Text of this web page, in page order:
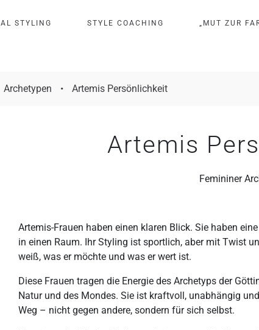
A L STY L N G STY L E COAC H N G „ M U T ZU R FA
Archetypen • Artemis Persönlichkeit
Artemis
Femininer
Artemis-Frauen haben einen klaren Blick. Sie haben
in einen Raum. Ihr Styling ist sportlich, aber mit Twist
weiß, was er möchte und was er wert ist.
Diese Frauen tragen die Energie des Archetyps der
Natur und des Mondes. Sie ist kraftvoll, unabhängig
Weg – nicht gegen andere, sondern für sich selbst.